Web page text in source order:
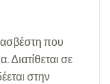
που
Διατίθεται σε
στην